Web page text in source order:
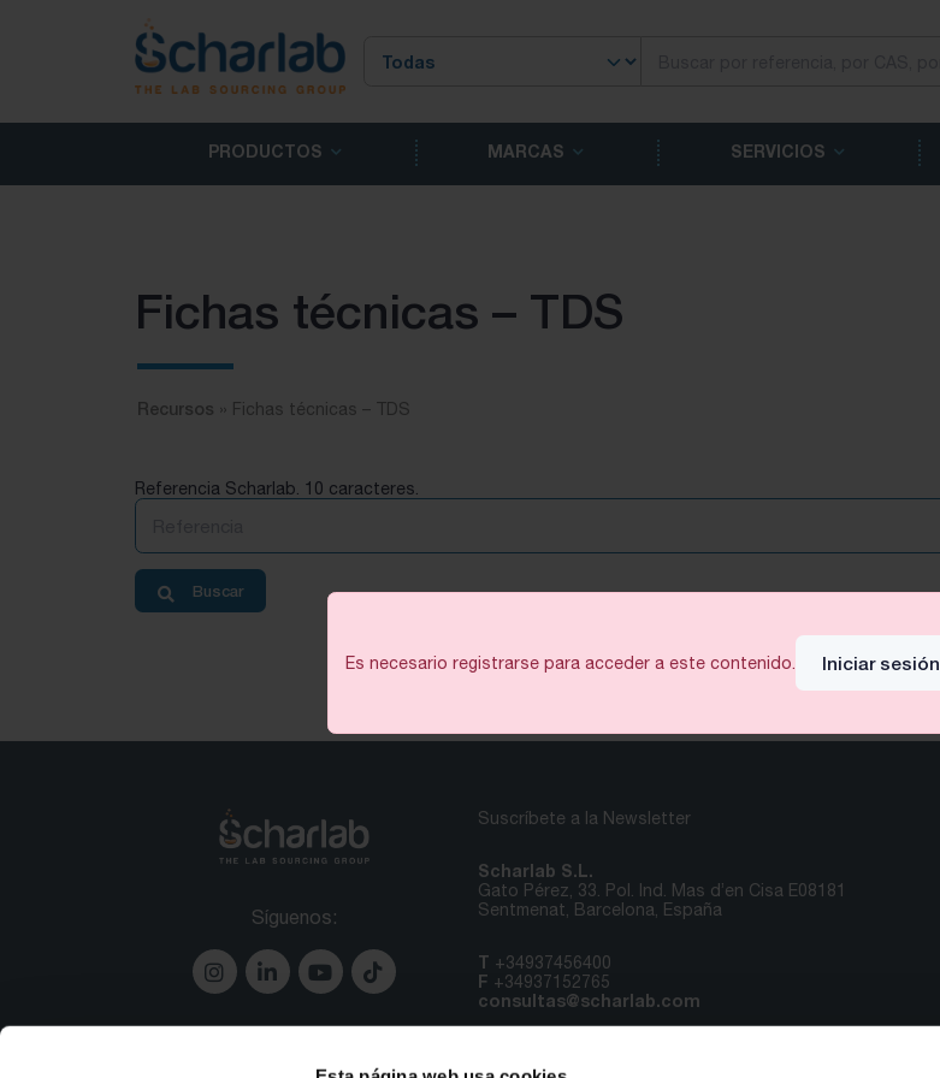
Es necesario registrarse para acceder a este contenido. Iniciar sesión.
PRODUCTOS MARCAS SERVICIOS
Fichas técnicas – TDS
Recursos » Fichas técnicas – TDS
Referencia Scharlab. 10 caracteres.
Buscar
Síguenos:
Suscríbete a la Newsletter
Scharlab S.L.
Gato Pérez, 33. Pol. Ind. Mas d’en Cisa E08181
Sentmenat, Barcelona, España
T +34937456400
F +34937152765
consultas@scharlab.com